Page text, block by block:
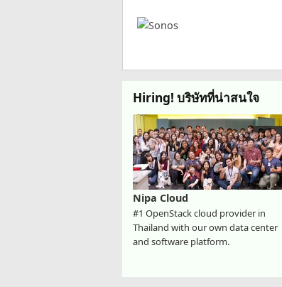
Hiring! บริษัทที่น่าสนใจ
Nipa Cloud
#1 OpenStack cloud provider in
Thailand with our own data center
and software platform.